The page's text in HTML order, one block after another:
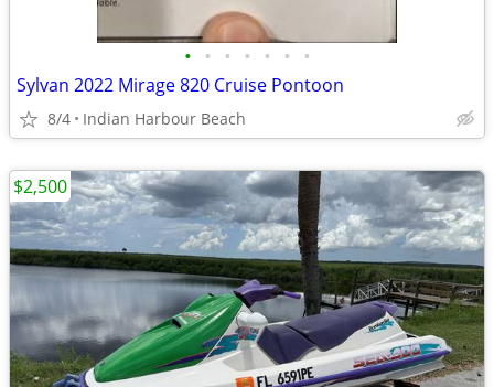
• • • • • • •
Sylvan 2022 Mirage 820 Cruise Pontoon
8/4 Indian Harbour Beach
$2,500